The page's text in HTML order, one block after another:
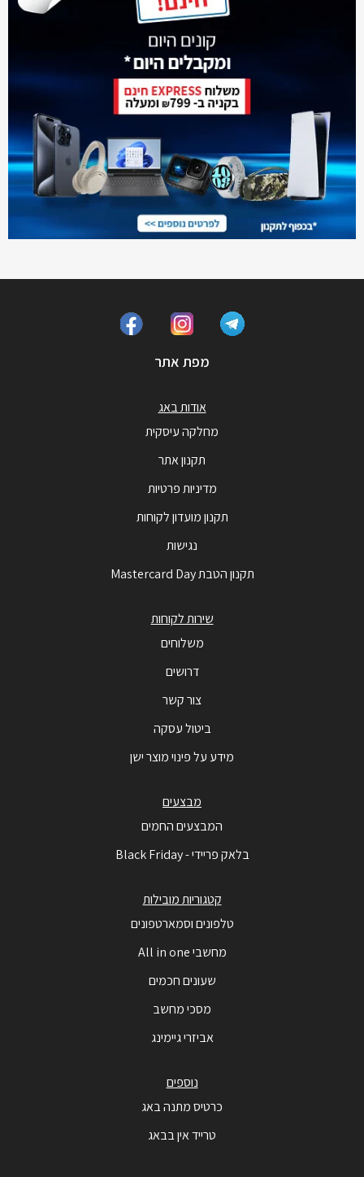
מפת אתר
אודות באג
מחלקה עיסקית
תקנון אתר
מדיניות פרטיות
תקנון מועדון לקוחות
נגישות
תקנון הטבת Mastercard Day
שירות לקוחות
משלוחים
דרושים
צור קשר
ביטול עסקה
מידע על פינוי מוצר ישן
מבצעים
המבצעים החמים
בלאק פריידי - Black Friday
קטגוריות מובילות
טלפונים וסמארטפונים
מחשבי All in one
שעונים חכמים
מסכי מחשב
אביזרי גיימינג
נוספים
כרטיס מתנה באג
טרייד אין בבאג